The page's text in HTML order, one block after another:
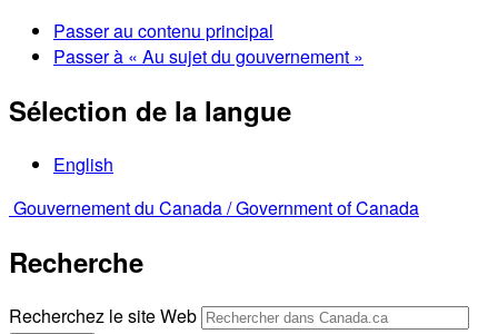
Passer au contenu principal
Passer à « Au sujet du gouvernement »
Sélection de la langue
English
Gouvernement du Canada /Government of Canada
Recherche
Recherchez le site Web